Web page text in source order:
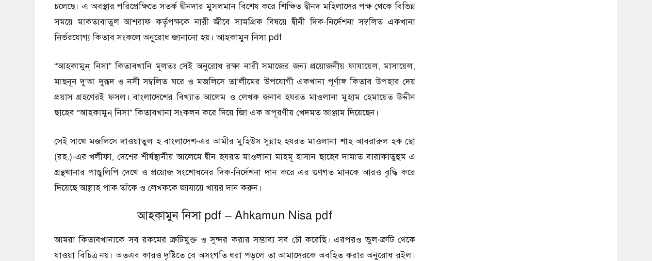
চলেছে। এ অবস্থার পরিপ্রেক্ষিতে সতর্ক দ্বীনদার মুসলমান বিশেষ করে শিক্ষিত দ্বীনদ মহিলাদের পক্ষ থেকে বিভিন্ন
সময়ে মাকতাবাতুল আশরাফ কর্তৃপক্ষকে নারী জীবে সামগ্রিক বিষয়ে দ্বীনী দিক-নির্দেশনা সম্বলিত একখানা
নির্ভরযোগ্য কিতাব সংকলে অনুরোধ জানানো হয়। আহকামুন নিসা pdf
“আহকামুন্ নিসা” কিতাবখানি মূলতঃ সেই অনুরোধ রক্ষা নারী সমাজের জন্য প্রয়োজনীয় ফাযায়েল, মাসায়েল,
মাছনূন দু’আ দুরূদ ও নসী সম্বলিত ঘরে ও মজলিসে তা’লীমের উপযোগী একখানা পূর্ণাঙ্গ কিতাব উপহার দেয়
প্রয়াস গ্রহণেরই ফসল। বাংলাদেশের বিখ্যাত আলেম ও লেখক জনাব হযরত মাওলানা মুহাম হেমায়েত উদ্দীন
ছাহেব “আহকামুন্ নিসা” কিতাবখানা সংকলন করে দিয়ে জাি এক অপূরণীয় খেদমত আঞ্জাম দিয়েছেন।
সেই সাথে মজলিসে দাওয়াতুল হ বাংলাদেশ-এর আমীর মুহিউস সুন্নাহ হযরত মাওলানা শাহ আবরারুল হক ছাে
(রহ.)-এর খলীফা, দেশের শীর্ষস্থানীয় আলেমে দ্বীন হযরত মাওলানা মাহমূ হাসান ছাহেব দামাত বারাকাতুহুম এ
গ্রন্থখানার পাণ্ডুলিপি দেখে ও প্রয়োজ সংশোধনের দিক-নির্দেশনা দান করে এর গুণগত মানকে আরও বৃদ্ধি করে
দিয়েছে আল্লাহ পাক তাঁকে ও লেখককে জাযায়ে খায়র দান করুন।
আহকামুন নিসা pdf – Ahkamun Nisa pdf
আমরা কিতাবখানাকে সব রকমের ত্রুটিমুক্ত ও সুন্দর করার সম্ভাব্য সব চৌ করেছি। এরপরও ভুল-ত্রুটি থেকে
যাওয়া বিচিত্র নয়। অতএব কারও দৃষ্টিতে বে অসংগতি ধরা পড়লে তা আমাদেরকে অবহিত করার অনুরোধ রইল।